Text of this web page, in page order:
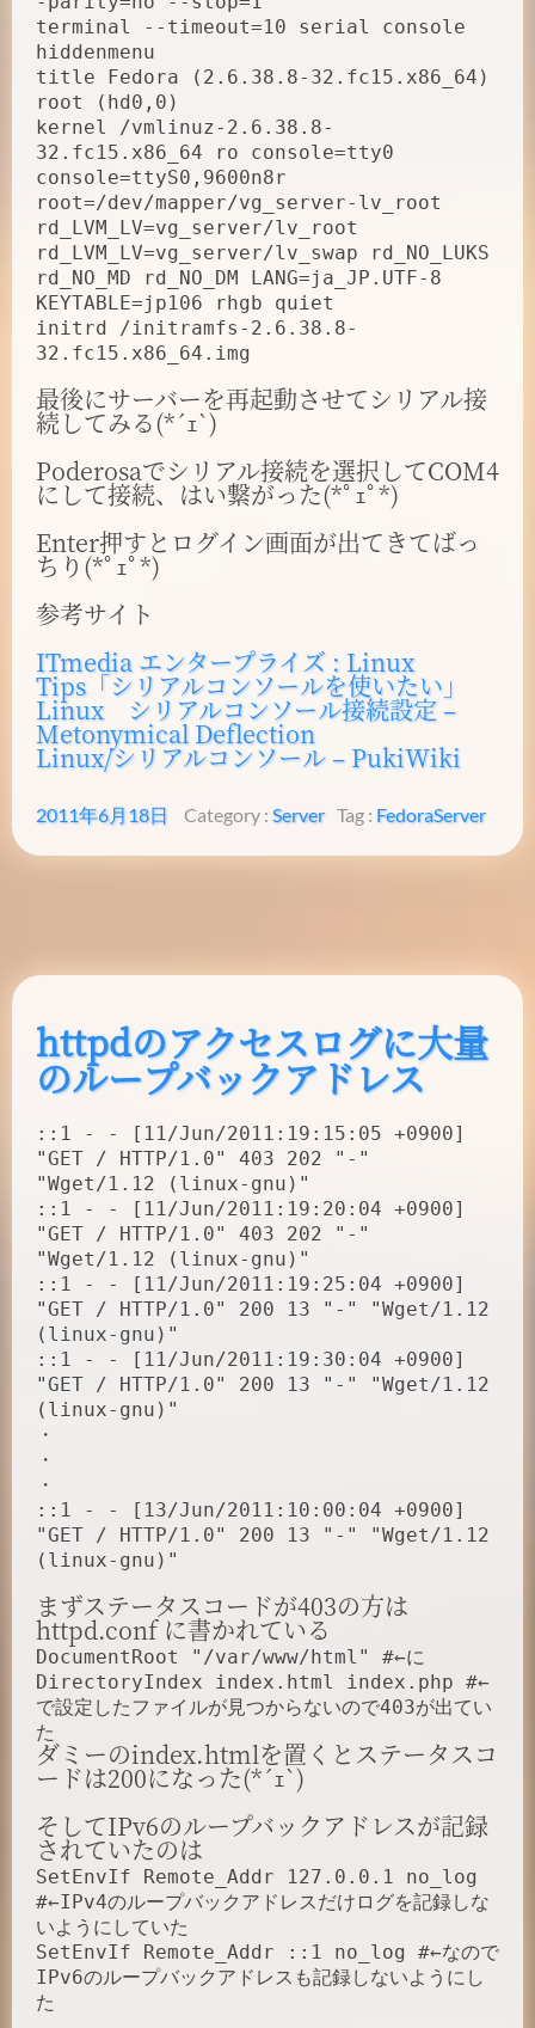
terminal --timeout=10 serial console
hiddenmenu
title Fedora (2.6.38.8-32.fc15.x86_64)
root (hd0,0)
kernel /vmlinuz-2.6.38.8-
32.fc15.x86_64 ro console=tty0
console=ttyS0,9600n8r
root=/dev/mapper/vg_server-lv_root
rd_LVM_LV=vg_server/lv_root
rd_LVM_LV=vg_server/lv_swap rd_NO_LUKS
rd_NO_MD rd_NO_DM LANG=ja_JP.UTF-8
KEYTABLE=jp106 rhgb quiet
initrd /initramfs-2.6.38.8-
32.fc15.x86_64.img
最後にサーバーを再起動させてシリアル接
続してみる(*´ｪ`)
Poderosaでシリアル接続を選択してCOM4
にして接続、はい繋がった(*ﾟｪﾟ*)
Enter押すとログイン画面が出てきてばっ
ちり(*ﾟｪﾟ*)
参考サイト
ITmedia エンタープライズ : Linux
Tips「シリアルコンソールを使いたい」
Linux シリアルコンソール接続設定 –
Metonymical Deflection
Linux/シリアルコンソール – PukiWiki
2011年6月18日 Category : Server Tag : FedoraServer
httpdのアクセスログに大量
のループバックアドレス
::1 - - [11/Jun/2011:19:15:05 +0900]
"GET / HTTP/1.0" 403 202 "-"
"Wget/1.12 (linux-gnu)"
::1 - - [11/Jun/2011:19:20:04 +0900]
"GET / HTTP/1.0" 403 202 "-"
"Wget/1.12 (linux-gnu)"
::1 - - [11/Jun/2011:19:25:04 +0900]
"GET / HTTP/1.0" 200 13 "-" "Wget/1.12
(linux-gnu)"
::1 - - [11/Jun/2011:19:30:04 +0900]
"GET / HTTP/1.0" 200 13 "-" "Wget/1.12
(linux-gnu)"
・
・
・
::1 - - [13/Jun/2011:10:00:04 +0900]
"GET / HTTP/1.0" 200 13 "-" "Wget/1.12
(linux-gnu)"
まずステータスコードが403の方は
httpd.conf に書かれている
DocumentRoot "/var/www/html" #←に
DirectoryIndex index.html index.php #←
で設定したファイルが見つからないので403が出てい
た
ダミーのindex.htmlを置くとステータスコ
ードは200になった(*´ｪ`)
そしてIPv6のループバックアドレスが記録
されていたのは
SetEnvIf Remote_Addr 127.0.0.1 no_log
#←IPv4のループバックアドレスだけログを記録しな
いようにしていた
SetEnvIf Remote_Addr ::1 no_log #←なので
IPv6のループバックアドレスも記録しないようにし
た